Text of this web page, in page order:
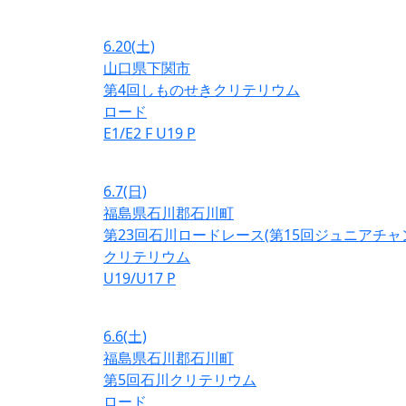
6.20(土)
山口県下関市
第4回しものせきクリテリウム
ロード
E1/E2 F U19 P
6.7(日)
福島県石川郡石川町
第23回石川ロードレース(第15回ジュニアチャ
クリテリウム
U19/U17 P
6.6(土)
福島県石川郡石川町
第5回石川クリテリウム
ロード